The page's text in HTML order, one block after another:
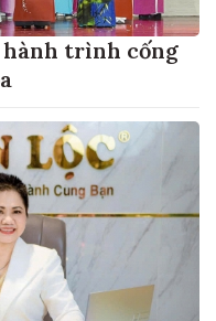
hành trình cống